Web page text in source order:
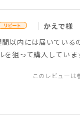
かえで様
以内には届いている
狙って購入していま
このレビューは